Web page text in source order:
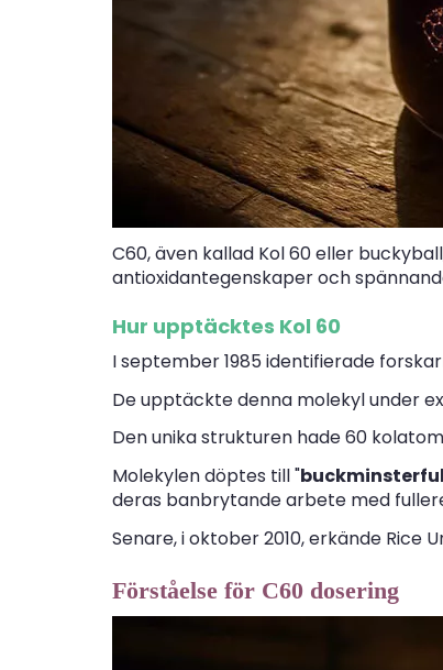
C60, även kallad Kol 60 eller
antioxidantegenskaper och
Hur upptäcktes Kol 60
I september 1985 identifierade
De upptäckte denna molekyl under
Den unika strukturen hade 60
Molekylen döptes till "
deras banbrytande arbete med
Senare, i oktober 2010, erkände
Förståelse för C60 dosering